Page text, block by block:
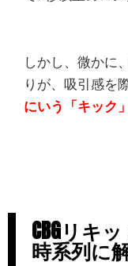
しかし、微かに
りが、吸引感を
にいう「キック
CBGリキ
時系列に